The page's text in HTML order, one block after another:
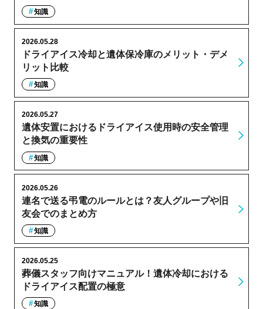
知識
ドライアイス冷却と遺体保冷庫のメリット・デメ
リット比較
2026.05.28
知識
遺体安置におけるドライアイス使用時の安全管理
と換気の重要性
2026.05.27
知識
連名で送る弔電のルールとは？友人グループや旧
友会でのまとめ方
2026.05.26
知識
葬儀スタッフ向けマニュアル！遺体冷却における
ドライアイス配置の極意
2026.05.25
知識